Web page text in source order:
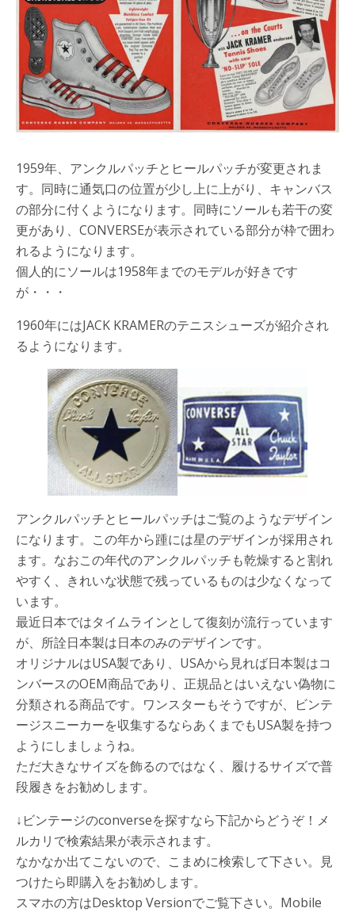
1959年、アンクルパッチとヒールパッチが変更されま
す。同時に通気口の位置が少し上に上がり、キャンバス
の部分に付くようになります。同時にソールも若干の変
更があり、CONVERSEが表示されている部分が枠で囲わ
れるようになります。
個人的にソールは1958年までのモデルが好きです
が・・・
1960年にはJACK KRAMERのテニスシューズが紹介され
るようになります。
アンクルパッチとヒールパッチはご覧のようなデザイン
になります。この年から踵には星のデザインが採用され
ます。なおこの年代のアンクルパッチも乾燥すると割れ
やすく、きれいな状態で残っているものは少なくなって
います。
最近日本ではタイムラインとして復刻が流行っています
が、所詮日本製は日本のみのデザインです。
オリジナルはUSA製であり、USAから見れば日本製はコ
ンバースのOEM商品であり、正規品とはいえない偽物に
分類される商品です。ワンスターもそうですが、ビンテ
ージスニーカーを収集するならあくまでもUSA製を持つ
ようにしましょうね。
ただ大きなサイズを飾るのではなく、履けるサイズで普
段履きをお勧めします。
↓ビンテージのconverseを探すなら下記からどうぞ！メ
ルカリで検索結果が表示されます。
なかなか出てこないので、こまめに検索して下さい。見
つけたら即購入をお勧めします。
スマホの方はDesktop Versionでご覧下さい。Mobile